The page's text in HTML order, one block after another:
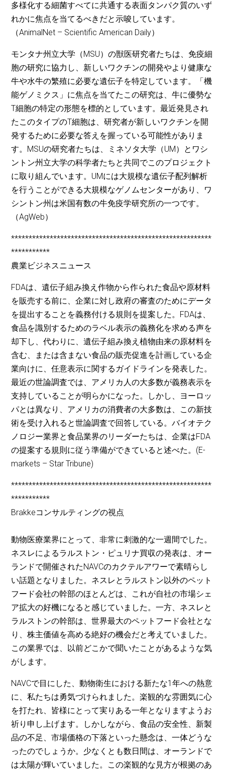
多様化する細菌すべてに共通する表面タンパク質のいず
れかに焦点を当てるべきだと示唆しています。
（AnimalNet – Scientific American Daily）
モンタナ州立大学（MSU）の獣医研究者たちは、免疫細
胞の研究に協力し、新しいワクチンの開発やより健康な
牛や水牛の繁殖に必要な遺伝子を特定しています。「機
能ゲノミクス」に焦点を当てたこの研究は、牛に優勢な
T細胞の特定の形態を標的としています。最近発見され
たこのタイプのT細胞は、研究者が新しいワクチンを開
発するために必要な答えを握っている可能性がありま
す。MSUの研究者たちは、ミネソタ大学（UM）とワシ
ントン州立大学の科学者たちと共同でこのプロジェクト
に取り組んでいます。UMには大規模な遺伝子配列解析
を行うことができる大規模なゲノムセンターがあり、ワ
シントン州は米国有数の牛免疫学研究所の一つです。
（AgWeb）
*********************************************************
***********
農業ビジネスニュース
FDAは、遺伝子組み換え作物から作られた食品や原材料
を販売する前に、企業に対し政府の審査のためにデータ
を提出することを義務付ける規則を提案した。FDAは、
食品を識別するためのラベル表示の義務化を求める声を
却下し、代わりに、遺伝子組み換え植物由来の原材料を
含む、または含まない食品の販売促進を計画している企
業向けに、任意表示に関するガイドラインを発表した。
最近の世論調査では、アメリカ人の大多数が義務表示を
支持していることが明らかになった。しかし、ヨーロッ
パとは異なり、アメリカの消費者の大多数は、この新技
術を受け入れると世論調査で回答している。バイオテク
ノロジー業界と食品業界のリーダーたちは、企業はFDA
の提案する規則に従う準備ができていると述べた。(E-
markets – Star Tribune)
*********************************************************
***********
Brakkeコンサルティングの視点
動物医療業界にとって、非常に刺激的な一週間でした。
ネスレによるラルストン・ピュリナ買収の発表は、オー
ランドで開催されたNAVCのカクテルアワーで素晴らし
い話題となりました。ネスレとラルストン以外のペット
フード会社の幹部のほとんどは、これが自社の市場シェ
ア拡大の好機になると感じていました。一方、ネスレと
ラルストンの幹部は、世界最大のペットフード会社とな
り、株主価値を高める絶好の機会だと考えていました。
この業界では、以前どこかで聞いたことがあるような気
がします。
NAVCで目にした、動物衛生における新たな1年への熱意
に、私たちは勇気づけられました。楽観的な雰囲気に心
を打たれ、皆様にとって実りある一年となりますようお
祈り申し上げます。しかしながら、食品の安全性、新製
品の不足、市場価格の下落といった懸念は、一体どうな
ったのでしょうか。少なくとも数日間は、オーランドで
は太陽が輝いていました。この楽観的な見方が根拠のあ